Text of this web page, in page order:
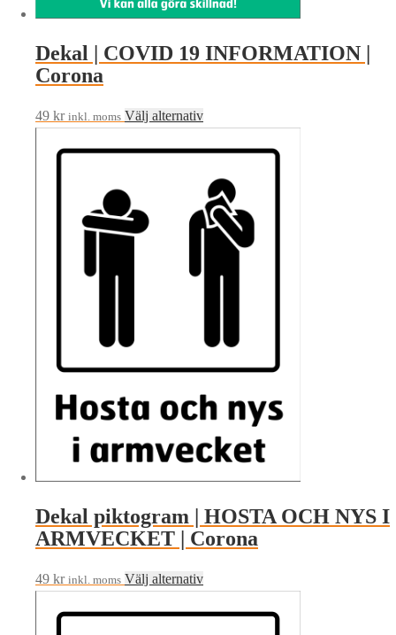
Dekal | COVID 19 INFORMATION |
Corona
49 kr inkl. moms Välj alternativDen
produkten
har
flera
varianter.
Dekal piktogram | HOSTA OCH NYS I
ARMVECKET | Corona
49 kr inkl. moms Välj alternativDen